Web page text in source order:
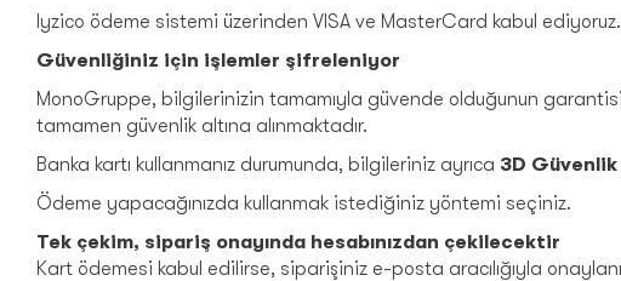
Iyzico ödeme sistemi üzerinden VISA ve MasterCard kabul ediyoruz.
Güvenliğiniz için işlemler şifreleniyor
MonoGruppe, bilgilerinizin tamamıyla güvende olduğunun
tamamen güvenlik altına alınmaktadır.
Banka kartı kullanmanız durumunda, bilgileriniz ayrıca 3D
Ödeme yapacağınızda kullanmak istediğiniz yöntemi seçiniz.
Tek çekim, sipariş onayında hesabınızdan çekilecektir
Kart ödemesi kabul edilirse, siparişiniz e-posta aracılığıyla